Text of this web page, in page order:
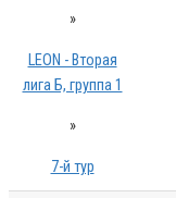
»
LEON - Вторая
лига Б, группа 1
»
7-й тур